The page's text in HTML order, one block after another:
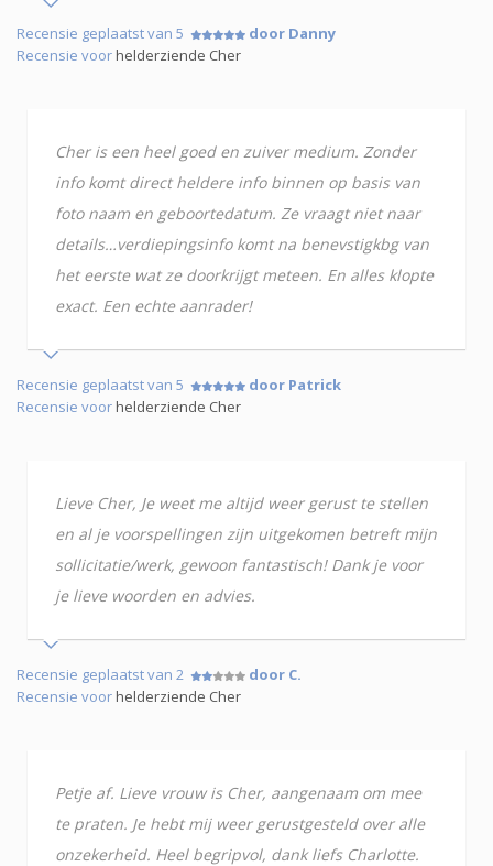
Recensie geplaatst van 5
door Danny
Recensie voorhelderziende Cher
Cher is een heel goed en zuiver medium. Zonder
info komt direct heldere info binnen op basis van
foto naam en geboortedatum. Ze vraagt niet naar
details…verdiepingsinfo komt na benevstigkbg van
het eerste wat ze doorkrijgt meteen. En alles klopte
exact. Een echte aanrader!
Recensie geplaatst van 5
door Patrick
Recensie voorhelderziende Cher
Lieve Cher, Je weet me altijd weer gerust te stellen
en al je voorspellingen zijn uitgekomen betreft mijn
sollicitatie/werk, gewoon fantastisch! Dank je voor
je lieve woorden en advies.
Recensie geplaatst van 2
door C.
Recensie voorhelderziende Cher
Petje af. Lieve vrouw is Cher, aangenaam om mee
te praten. Je hebt mij weer gerustgesteld over alle
onzekerheid. Heel begripvol, dank liefs Charlotte.